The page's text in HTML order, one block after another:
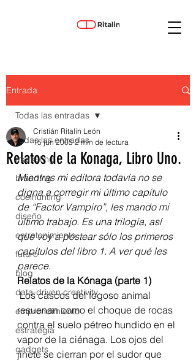
Entrada
Todas las entradas
marketing
branding
coolhunting
diseño
entretenimiento
futuro
blog
data-driven creativity
emprendimiento
estrategia
gadgets
Todas las entradas
Relatos de la Konaga, Libro Uno.
Cristián Ritalin León
15 jun 2005 2 min de lectura
Mientras mi editora todavía no se
digna a corregir mi último capítulo
de “Factor Vampiro”, les mando mi
último trabajo. Es una trilogía, así
que voy a postear sólo los primeros
capítulos del libro 1. A ver qué les
parece.
Relatos de la Kónaga (parte 1)
Los cascos del fogoso animal
resuenan como el choque de rocas
contra el suelo pétreo hundido en el
vapor de la ciénaga. Los ojos del
jinete se cierran por el sudor que